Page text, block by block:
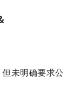
未明确要求公